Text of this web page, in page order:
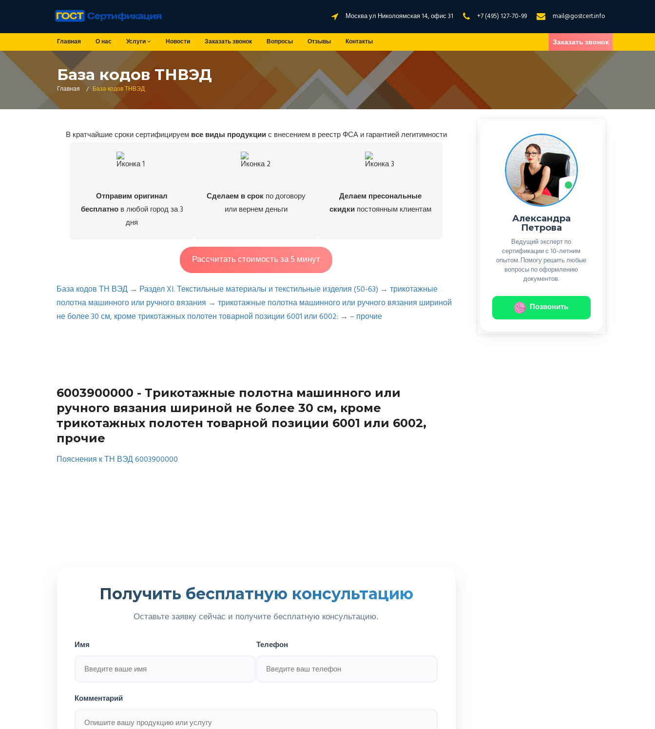
Москва ул Николоямская 14, офис 31 +7 (495) 127-70-99 mail@gostcert.info
Главная О нас Услуги Новости Заказать звонок Вопросы Отзывы Контакты Заказать звонок
База кодов ТНВЭД
Главная / База кодов ТНВЭД
В кратчайшие сроки сертифицируем все виды продукциис внесением в реестр ФСА и гарантией легитимности
Отправим оригинал
бесплатнов любой город за 3
дня
Сделаем в срок по договору
или вернем деньги
Делаем пресональные
скидки постоянным клиентам
Рассчитать стоимость за 5 минут
База кодов ТН ВЭД→ Раздел XI. Текстильные материалы и текстильные изделия (50-63) → трикотажные
полотна машинного или ручного вязания → трикотажные полотна машинного или ручного вязания шириной
не более 30 см, кроме трикотажных полотен товарной позиции 6001 или 6002: → – прочие
6003900000 - Трикотажные полотна машинного или
ручного вязания шириной не более 30 см, кроме
трикотажных полотен товарной позиции 6001 или 6002,
прочие
Пояснения к ТН ВЭД 6003900000
Получить бесплатную консультацию
Оставьте заявку сейчас и получите бесплатную консультацию.
Имя Телефон
Комментарий
Александра
Петрова
Ведущий эксперт по
сертификации с 10-летним
опытом. Помогу решить любые
вопросы по оформлению
документов.
Позвонить